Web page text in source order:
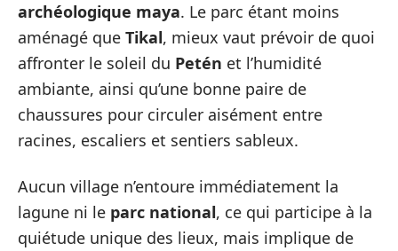
archéologique maya. Le parc étant moins
aménagé que Tikal, mieux vaut prévoir de quoi
affronter le soleil du Petén et l’humidité
ambiante, ainsi qu’une bonne paire de
chaussures pour circuler aisément entre
racines, escaliers et sentiers sableux.
Aucun village n’entoure immédiatement la
lagune ni le parc national, ce qui participe à la
quiétude unique des lieux, mais implique de